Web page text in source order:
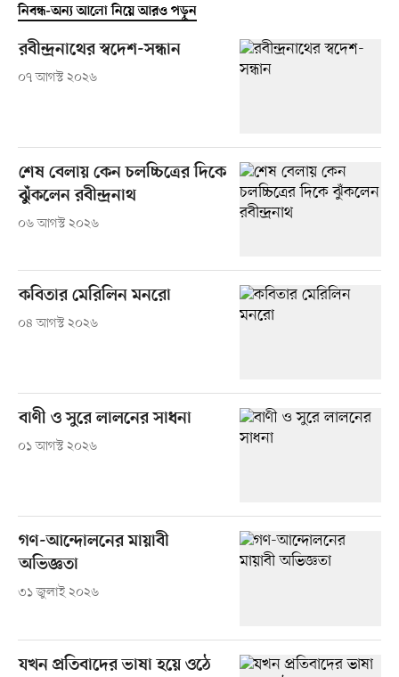
নিবন্ধ-অন্য আলো নিয়ে আরও পড়ুন
রবীন্দ্রনাথের স্বদেশ-সন্ধান
০৭ আগস্ট ২০২৬
শেষ বেলায় কেন চলচ্চিত্রের দিকে
ঝুঁকলেন রবীন্দ্রনাথ
০৬ আগস্ট ২০২৬
কবিতার মেরিলিন মনরো
০৪ আগস্ট ২০২৬
বাণী ও সুরে লালনের সাধনা
০১ আগস্ট ২০২৬
গণ-আন্দোলনের মায়াবী
অভিজ্ঞতা
৩১ জুলাই ২০২৬
যখন প্রতিবাদের ভাষা হয়ে ওঠে